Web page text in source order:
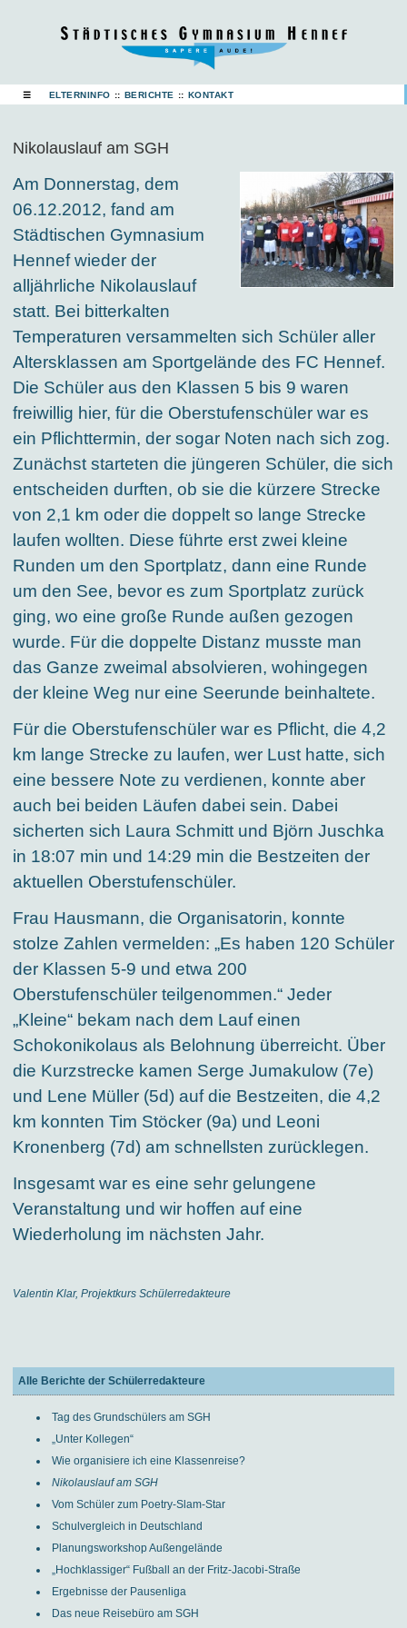
☰ ELTERNINFO :: BERICHTE :: KONTAKT
Nikolauslauf am SGH
Am Donnerstag, dem
06.12.2012, fand am
Städtischen Gymnasium
Hennef wieder der
alljährliche Nikolauslauf
statt. Bei bitterkalten
Temperaturen versammelten sich Schüler aller
Altersklassen am Sportgelände des FC Hennef.
Die Schüler aus den Klassen 5 bis 9 waren
freiwillig hier, für die Oberstufenschüler war es
ein Pflichttermin, der sogar Noten nach sich zog.
Zunächst starteten die jüngeren Schüler, die sich
entscheiden durften, ob sie die kürzere Strecke
von 2,1 km oder die doppelt so lange Strecke
laufen wollten. Diese führte erst zwei kleine
Runden um den Sportplatz, dann eine Runde
um den See, bevor es zum Sportplatz zurück
ging, wo eine große Runde außen gezogen
wurde. Für die doppelte Distanz musste man
das Ganze zweimal absolvieren, wohingegen
der kleine Weg nur eine Seerunde beinhaltete.
Für die Oberstufenschüler war es Pflicht, die 4,2
km lange Strecke zu laufen, wer Lust hatte, sich
eine bessere Note zu verdienen, konnte aber
auch bei beiden Läufen dabei sein. Dabei
sicherten sich Laura Schmitt und Björn Juschka
in 18:07 min und 14:29 min die Bestzeiten der
aktuellen Oberstufenschüler.
Frau Hausmann, die Organisatorin, konnte
stolze Zahlen vermelden: „Es haben 120 Schüler
der Klassen 5-9 und etwa 200
Oberstufenschüler teilgenommen.“ Jeder
„Kleine“ bekam nach dem Lauf einen
Schokonikolaus als Belohnung überreicht. Über
die Kurzstrecke kamen Serge Jumakulow (7e)
und Lene Müller (5d) auf die Bestzeiten, die 4,2
km konnten Tim Stöcker (9a) und Leoni
Kronenberg (7d) am schnellsten zurücklegen.
Insgesamt war es eine sehr gelungene
Veranstaltung und wir hoffen auf eine
Wiederholung im nächsten Jahr.
Valentin Klar, Projektkurs Schülerredakteure
Alle Berichte der Schülerredakteure
Tag des Grundschülers am SGH
„Unter Kollegen“
Wie organisiere ich eine Klassenreise?
Nikolauslauf am SGH
Vom Schüler zum Poetry-Slam-Star
Schulvergleich in Deutschland
Planungsworkshop Außengelände
„Hochklassiger“ Fußball an der Fritz-Jacobi-Straße
Ergebnisse der Pausenliga
Das neue Reisebüro am SGH